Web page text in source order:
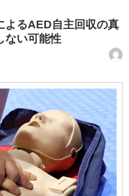
よるAED自主回収の真
ない可能性